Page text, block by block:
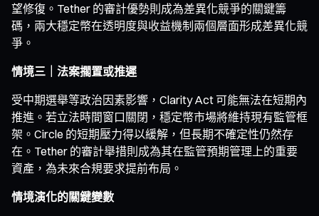
望修復。Tether 的審計優勢則成為差異化競爭的關鍵籌
碼，兩大穩定幣在透明度與收益機制兩個層面形成差異化競
爭。
情境三｜法案擱置或推遲
受中期選舉等政治因素影響，Clarity Act 可能無法在短期內
推進。若立法時間窗口關閉，穩定幣市場將維持現有監管框
架。Circle 的短期壓力得以緩解，但長期不確定性仍然存
在。Tether 的審計舉措則成為其在監管預期管理上的重要
資產，為未來合規要求提前布局。
情境演化的關鍵變數